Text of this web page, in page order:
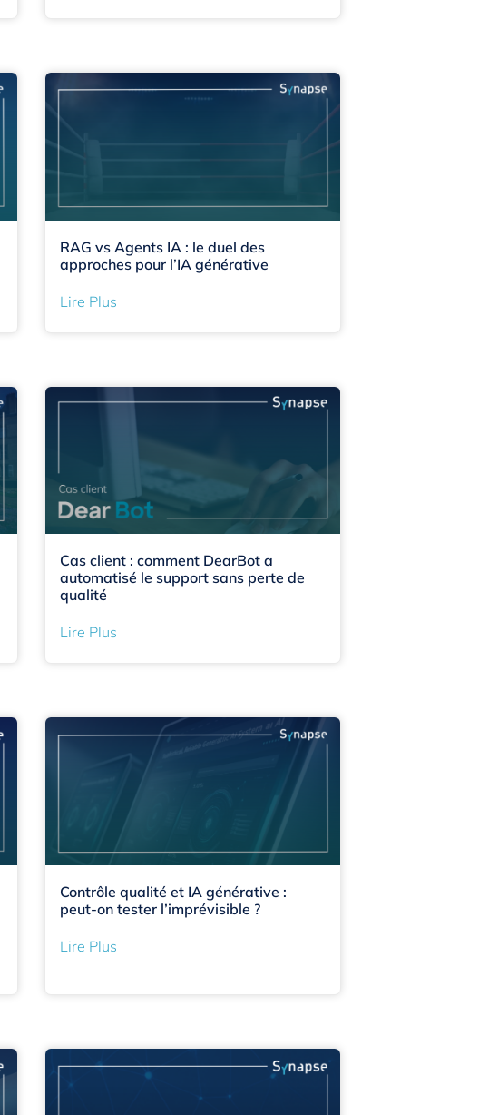
RAG vs Agents IA : le duel des
approches pour l’IA générative
Lire Plus
Cas client : comment DearBot a
automatisé le support sans perte de
qualité
Lire Plus
Contrôle qualité et IA générative :
peut-on tester l’imprévisible ?
Lire Plus